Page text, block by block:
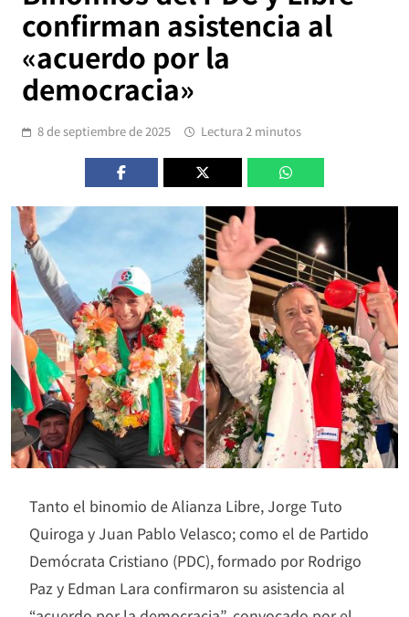
confirman asistencia al
«acuerdo por la
democracia»
8 de septiembre de 2025 Lectura 2 minutos
Tanto el binomio de Alianza Libre, Jorge Tuto
Quiroga y Juan Pablo Velasco; como el de Partido
Demócrata Cristiano (PDC), formado por Rodrigo
Paz y Edman Lara confirmaron su asistencia al